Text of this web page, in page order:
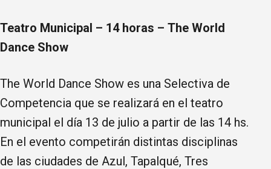
Teatro Municipal – 14 horas – The World
Dance Show
The World Dance Show es una Selectiva de
Competencia que se realizará en el teatro
municipal el día 13 de julio a partir de las 14 hs.
En el evento competirán distintas disciplinas
de las ciudades de Azul, Tapalqué, Tres